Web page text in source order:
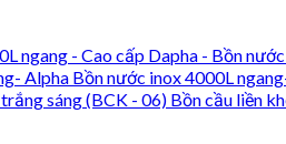
Dapha - Bồn
Bồn nước inox 4000L
Bồn cầu liền